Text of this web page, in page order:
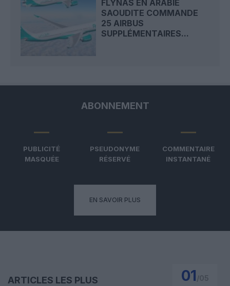
FLYNAS EN ARABIE
SAOUDITE COMMANDE
25 AIRBUS
SUPPLÉMENTAIRES...
ABONNEMENT
PUBLICITÉ
MASQUÉE
PSEUDONYME
RÉSERVÉ
COMMENTAIRE
INSTANTANÉ
EN SAVOIR PLUS
ARTICLES LES PLUS
01